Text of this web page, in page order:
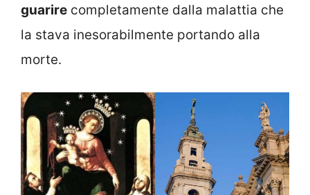
guarire completamente dalla malattia che
la stava inesorabilmente portando alla
morte.